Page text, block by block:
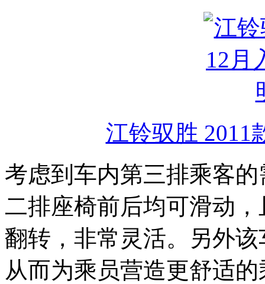
江铃驭胜 2011
考虑到车内第三排乘客
二排座椅前后均可滑动
翻转，非常灵活。另外
从而为乘员营造更舒适